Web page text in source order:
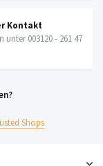
Kontakt
unter 003120 - 261 47
Shops